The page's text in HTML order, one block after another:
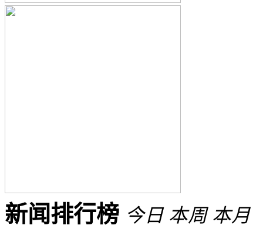
新闻排行榜 今日 本周 本月